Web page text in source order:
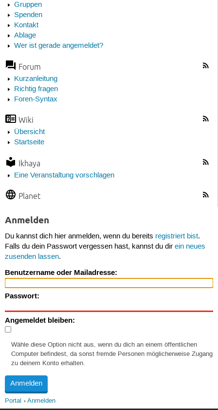
Gruppen
Spenden
Kontakt
Ablage
Wer ist gerade angemeldet?
Forum
Kurzanleitung
Richtig fragen
Foren-Syntax
Wiki
Übersicht
Startseite
Ikhaya
Eine Veranstaltung vorschlagen
Planet
Anmelden
Du kannst dich hier anmelden, wenn du bereits registriert bist.
Falls du dein Passwort vergessen hast, kannst du dir ein neues
zusenden lassen.
Benutzername oder Mailadresse:
Passwort:
Angemeldet bleiben:
Wähle diese Option nicht aus, wenn du dich an einem öffentlichen
Computer befindest, da sonst fremde Personen möglicherweise Zugang
zu deinem Konto erhalten.
Portal Anmelden